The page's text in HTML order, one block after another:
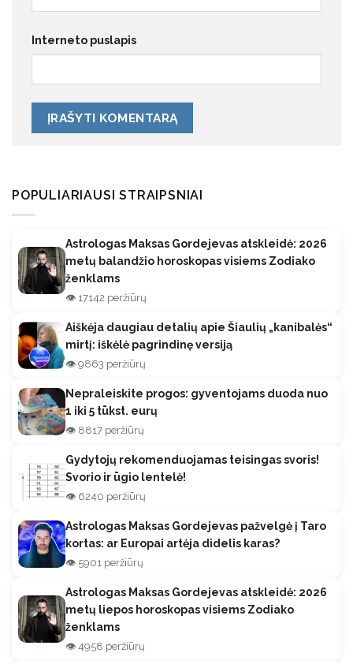
Interneto puslapis
POPULIARIAUSI STRAIPSNIAI
Astrologas Maksas Gordejevas atskleidė: 2026
metų balandžio horoskopas visiems Zodiako
ženklams
👁️ 17142 peržiūrų
Aiškėja daugiau detalių apie Šiaulių „kanibalės“
mirtį: iškėlė pagrindinę versiją
👁️ 9863 peržiūrų
Nepraleiskite progos: gyventojams duoda nuo
1 iki 5 tūkst. eurų
👁️ 8817 peržiūrų
Gydytojų rekomenduojamas teisingas svoris!
Svorio ir ūgio lentelė!
👁️ 6240 peržiūrų
Astrologas Maksas Gordejevas pažvelgė į Taro
kortas: ar Europai artėja didelis karas?
👁️ 5901 peržiūrų
Astrologas Maksas Gordejevas atskleidė: 2026
metų liepos horoskopas visiems Zodiako
ženklams
👁️ 4958 peržiūrų